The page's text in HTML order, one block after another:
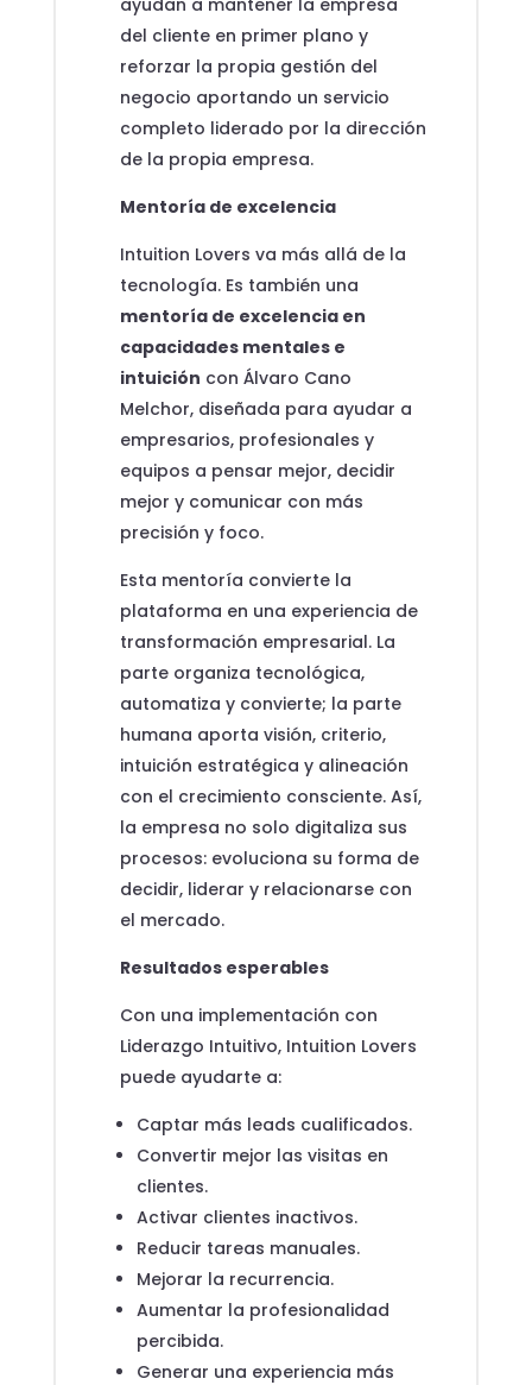
del cliente en primer plano y
reforzar la propia gestión del
negocio aportando un servicio
completo liderado por la dirección
de la propia empresa.
Mentoría de excelencia
Intuition Lovers va más allá de la
tecnología. Es también una
mentoría de excelencia en
capacidades mentales e
intuición con Álvaro Cano
Melchor, diseñada para ayudar a
empresarios, profesionales y
equipos a pensar mejor, decidir
mejor y comunicar con más
precisión y foco.
Esta mentoría convierte la
plataforma en una experiencia de
transformación empresarial. La
parte organiza tecnológica,
automatiza y convierte; la parte
humana aporta visión, criterio,
intuición estratégica y alineación
con el crecimiento consciente. Así,
la empresa no solo digitaliza sus
procesos: evoluciona su forma de
decidir, liderar y relacionarse con
el mercado.
Resultados esperables
Con una implementación con
Liderazgo Intuitivo, Intuition Lovers
puede ayudarte a:
Captar más leads cualificados.
Convertir mejor las visitas en
clientes.
Activar clientes inactivos.
Reducir tareas manuales.
Mejorar la recurrencia.
Aumentar la profesionalidad
percibida.
Generar una experiencia más